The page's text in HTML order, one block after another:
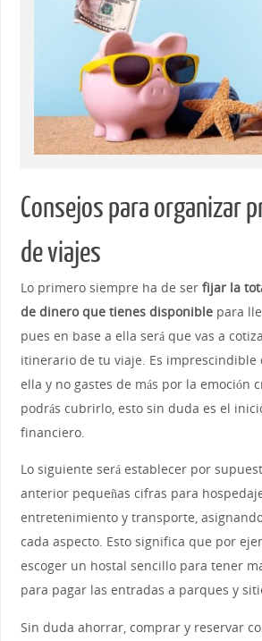
Consejos para organizar
de viajes
Lo primero siempre ha de ser fijar la
de dinero que tienes disponiblepara
pues en base a ella será que vas a
itinerario de tu viaje. Es imprescindible
ella y no gastes de más por la emoción
podrás cubrirlo, esto sin duda es el
financiero.
Lo siguiente será establecer por
anterior pequeñas cifras para
entretenimiento y transporte,
cada aspecto. Esto significa que por
escoger un hostal sencillo para tener
para pagar las entradas a parques y
Sin duda ahorrar, comprar y reservar